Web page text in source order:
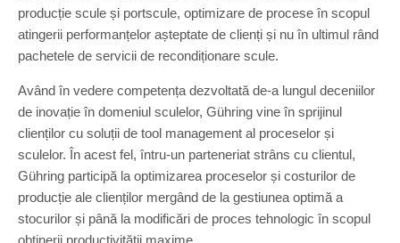
producție scule și portscule, optimizare de procese în scopul
atingerii performanțelor așteptate de clienți și nu în ultimul rând
pachetele de servicii de recondiționare scule.
Având în vedere competența dezvoltată de-a lungul deceniilor
de inovație în domeniul sculelor, Gühring vine în sprijinul
clienților cu soluții de tool management al proceselor și
sculelor. În acest fel, întru-un parteneriat strâns cu clientul,
Gühring participă la optimizarea proceselor și costurilor de
producție ale clienților mergând de la gestiunea optimă a
stocurilor și până la modificări de proces tehnologic în scopul
obținerii productivității maxime.